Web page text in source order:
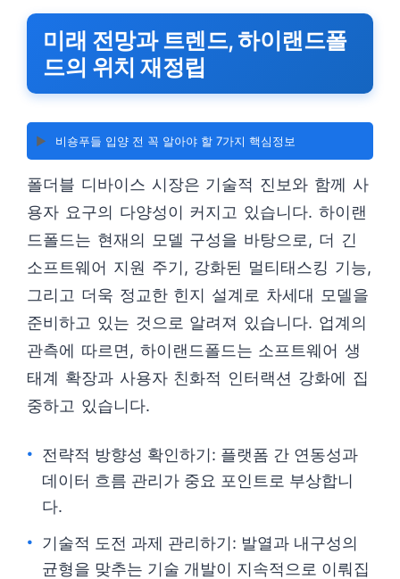
미래 전망과 트렌드, 하이랜드폴
드의 위치 재정립
▶️ 비숑푸들 입양 전 꼭 알아야 할 7가지 핵심정보
폴더블 디바이스 시장은 기술적 진보와 함께 사
용자 요구의 다양성이 커지고 있습니다. 하이랜
드폴드는 현재의 모델 구성을 바탕으로, 더 긴
소프트웨어 지원 주기, 강화된 멀티태스킹 기능,
그리고 더욱 정교한 힌지 설계로 차세대 모델을
준비하고 있는 것으로 알려져 있습니다. 업계의
관측에 따르면, 하이랜드폴드는 소프트웨어 생
태계 확장과 사용자 친화적 인터랙션 강화에 집
중하고 있습니다.
전략적 방향성 확인하기: 플랫폼 간 연동성과
데이터 흐름 관리가 중요 포인트로 부상합니
다.
기술적 도전 과제 관리하기: 발열과 내구성의
균형을 맞추는 기술 개발이 지속적으로 이뤄집